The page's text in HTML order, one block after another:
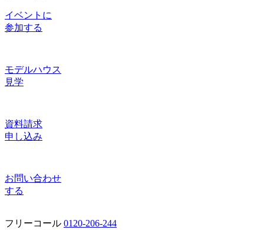
イベントに
参加する
モデルハウス
見学
資料請求
申し込み
お問い合わせ
する
フリーコール 0120-206-244